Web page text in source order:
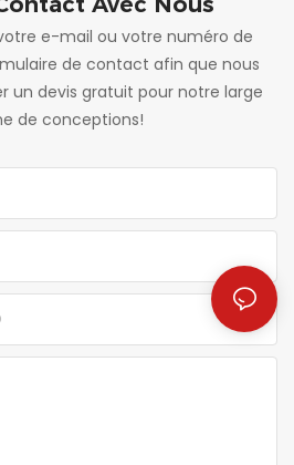
e-mail ou votre numéro de
de contact afin que nous
un devis gratuit pour notre large
de conceptions!